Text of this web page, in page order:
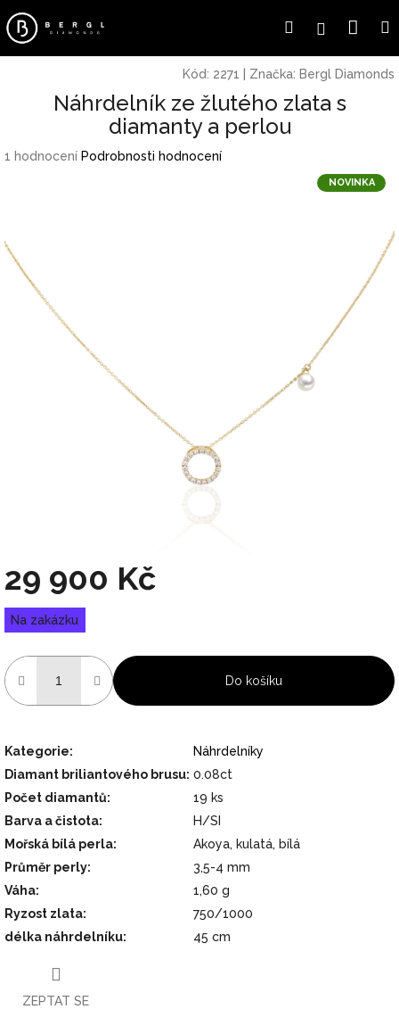
na
obsah
HledatPřihlášení
Kód: 2271 Značka: Bergl Diamonds
Náhrdelník ze žlutého zlata s
diamanty a perlou
Průměrné
z
hvězdiček.
1 hodnocení Podrobnosti hodnocení
NOVINKA
29 900 Kč
Měrná
cena:
Na zakázku
Do košíku
Kategorie:
Náhrdelníky
Diamant briliantového brusu: 0.08ct
Počet diamantů:
19 ks
Barva a čistota:
H/SI
Mořská bílá perla:
Akoya, kulatá, bílá
Průměr perly:
3,5-4 mm
Váha:
1,60 g
Ryzost zlata:
750/1000
délka náhrdelníku: 45 cm
ZEPTAT SE